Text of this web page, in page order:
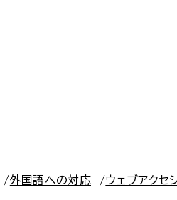
外国語への対応 ウェブアクセ